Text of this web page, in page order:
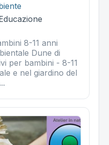
8-11 anni
Dune di
per bambini - 8-11
e nel giardino del